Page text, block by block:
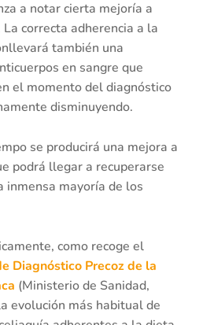
a notar cierta mejoría a
correcta adherencia a la
también una
en sangre que
el momento del diagnóstico
disminuyendo.
se producirá una mejora a
podrá llegar a recuperarse
inmensa mayoría de los
como recoge el
Diagnóstico Precoz de la
(Ministerio de Sanidad,
evolución más habitual de